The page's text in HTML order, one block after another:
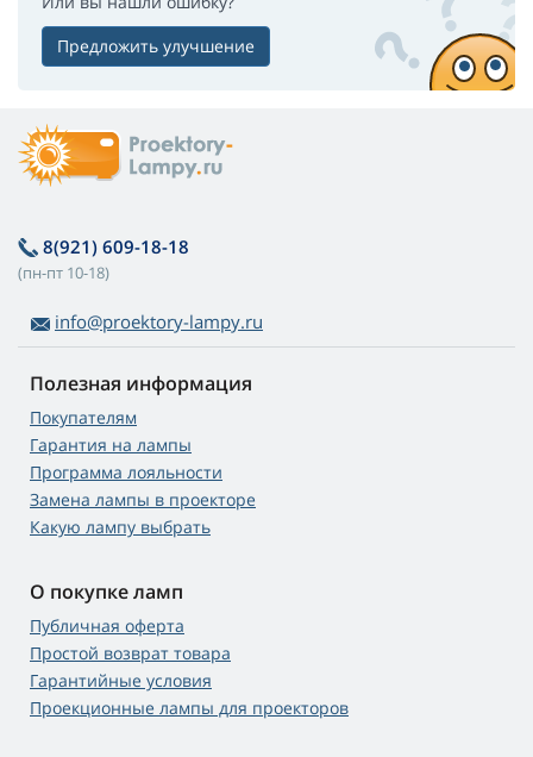
Предложить улучшение
8(921) 609-18-18
(пн-пт 10-18)
info@proektory-lampy.ru
Полезная информация
Покупателям
Гарантия на лампы
Программа лояльности
Замена лампы в проекторе
Какую лампу выбрать
О покупке ламп
Публичная оферта
Простой возврат товара
Гарантийные условия
Проекционные лампы для проекторов